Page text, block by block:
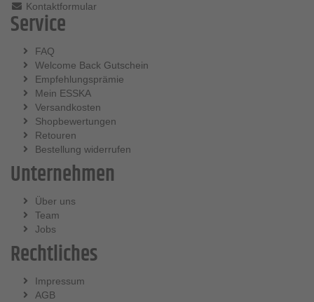
Kontaktformular
Service
FAQ
Welcome Back Gutschein
Empfehlungsprämie
Mein ESSKA
Versandkosten
Shopbewertungen
Retouren
Bestellung widerrufen
Unternehmen
Über uns
Team
Jobs
Rechtliches
Impressum
AGB